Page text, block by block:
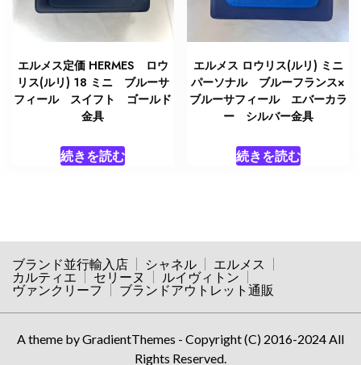
エルメス定価 HERMES ロウ
リス(ルリ) 18 ミニ ブルーサ
フィール スイフト ゴールド
金具
続きを読む
エルメス ロウリス(ルリ) ミニ
パーソナル ブルーフランス×
ブルーサフィール エバーカラ
ー シルバー金具
続きを読む
ブランド並行輸入店 シャネル
エルメス
カルティエ
セリーヌ
ルイヴィトン
ヴァンクリーフ
ブランドアウトレット通販
A theme by GradientThemes - Copyright (C) 2016-2024 All
Rights Reserved.